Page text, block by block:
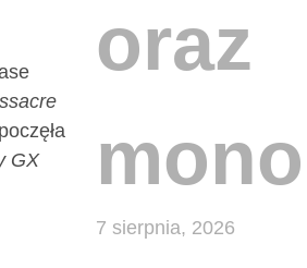
GX
oraz
mono
7 sierpnia, 2026